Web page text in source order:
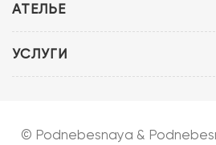
АТЕЛЬЕ
УСЛУГИ
© Podnebesnaya &